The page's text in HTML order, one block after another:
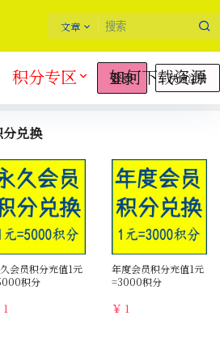
文章
登录 快速注册
积分专区 如何下载资源
分兑换
会员积分充值1元
积分
1
年度会员积分充值1元
=3000积分
￥ 1